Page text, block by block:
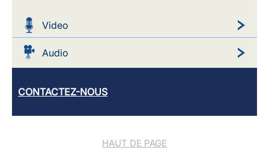
Video
Audio
CONTACTEZ-NOUS
HAUT DE PAGE